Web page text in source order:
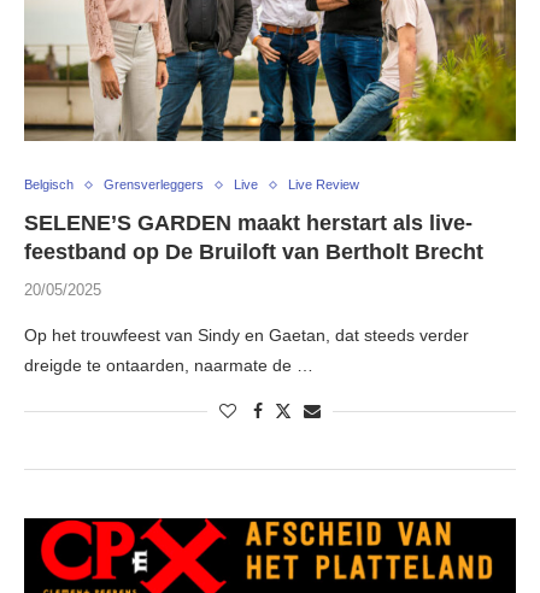
Belgisch Grensverleggers Live Live Review
SELENE’S GARDEN maakt herstart als live-
feestband op De Bruiloft van Bertholt Brecht
20/05/2025
Op het trouwfeest van Sindy en Gaetan, dat steeds verder
dreigde te ontaarden, naarmate de …